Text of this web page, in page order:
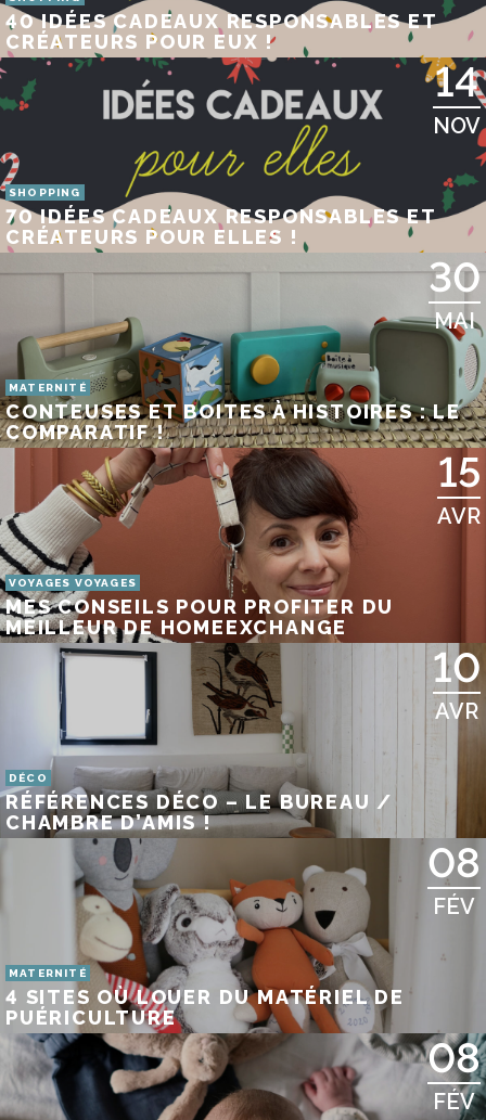
40 IDÉES CADEAUX RESPONSABLES ET
CRÉATEURS POUR EUX !
14
NOV
SHOPPING
70 IDÉES CADEAUX RESPONSABLES ET
CRÉATEURS POUR ELLES !
30
MAI
MATERNITÉ
CONTEUSES ET BOITES À HISTOIRES : LE
COMPARATIF !
15
AVR
VOYAGES VOYAGES
MES CONSEILS POUR PROFITER DU
MEILLEUR DE HOMEEXCHANGE
10
AVR
DÉCO
RÉFÉRENCES DÉCO – LE BUREAU /
CHAMBRE D’AMIS !
08
FÉV
MATERNITÉ
4 SITES OÙ LOUER DU MATÉRIEL DE
PUÉRICULTURE
08
FÉV